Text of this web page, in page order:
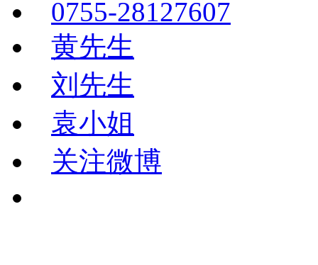
0755-28127607
黄先生
刘先生
袁小姐
关注微博